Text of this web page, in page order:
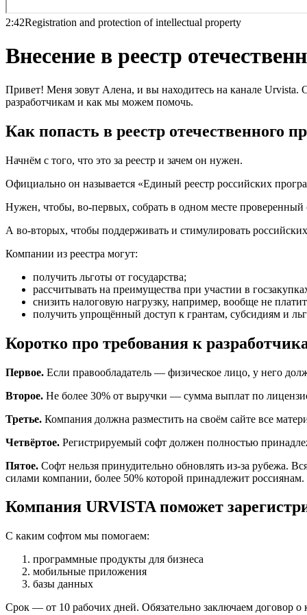
2:42Registration and protection of intellectual property
Внесение в реестр
Привет! Меня зовут Алена, и вы находитесь на канале Urvista.
разработчикам и как мы можем помочь.
Как попасть в реестр отечественного
Начнём с того, что это за реестр и зачем он нужен.
Официально он называется «Единый реестр российских
Нужен, чтобы, во-первых, собрать в одном месте проверенный
А во-вторых, чтобы поддерживать и стимулировать российских
Компании из реестра могут:
получить льготы от государства;
рассчитывать на преимущества при участии в
снизить налоговую нагрузку, например, вообще не
получить упрощённый доступ к грантам, субсидиям и
Коротко про требования к
Первое. Если правообладатель — физическое лицо, у него
Второе. Не более 30% от выручки — сумма выплат по
Третье. Компания должна разместить на своём сайте все
Четвёртое. Регистрируемый софт должен полностью
Пятое. Софт нельзя принудительно обновлять из-за рубежа.
силами компании, более 50% которой принадлежит россиянам.
Компания URVISTA поможет
С каким софтом мы помогаем:
программные продукты для бизнеса
мобильные приложения
базы данных
Срок — от 10 рабочих дней. Обязательно заключаем договор